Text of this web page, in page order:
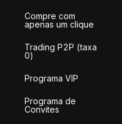
Compre com
apenas um clique
Trading P2P (taxa
0)
Programa VIP
Programa de
Convites